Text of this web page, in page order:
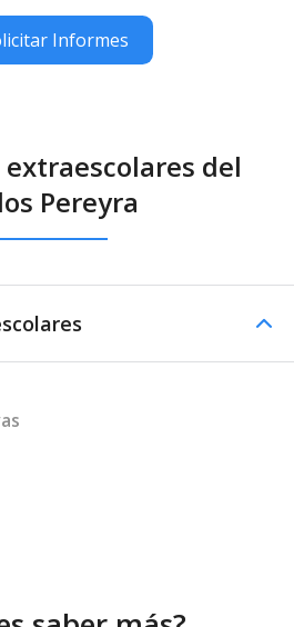
Informes
del
Pereyra